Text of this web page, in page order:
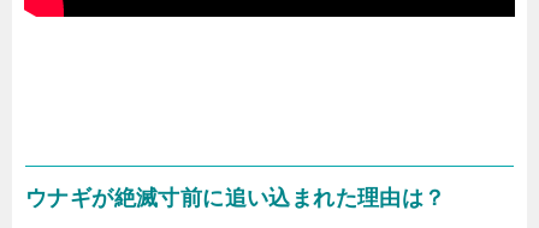
ウナギが絶滅寸前に追い込まれた理由は？